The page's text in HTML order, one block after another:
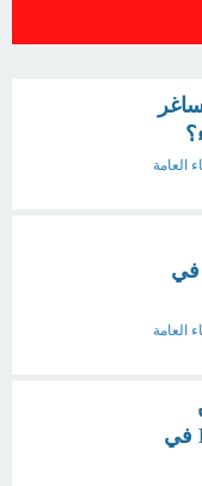
العامة
ايباتيف Vladimir Ipatieff في
العامة
أوفرس Karl von Auwers في